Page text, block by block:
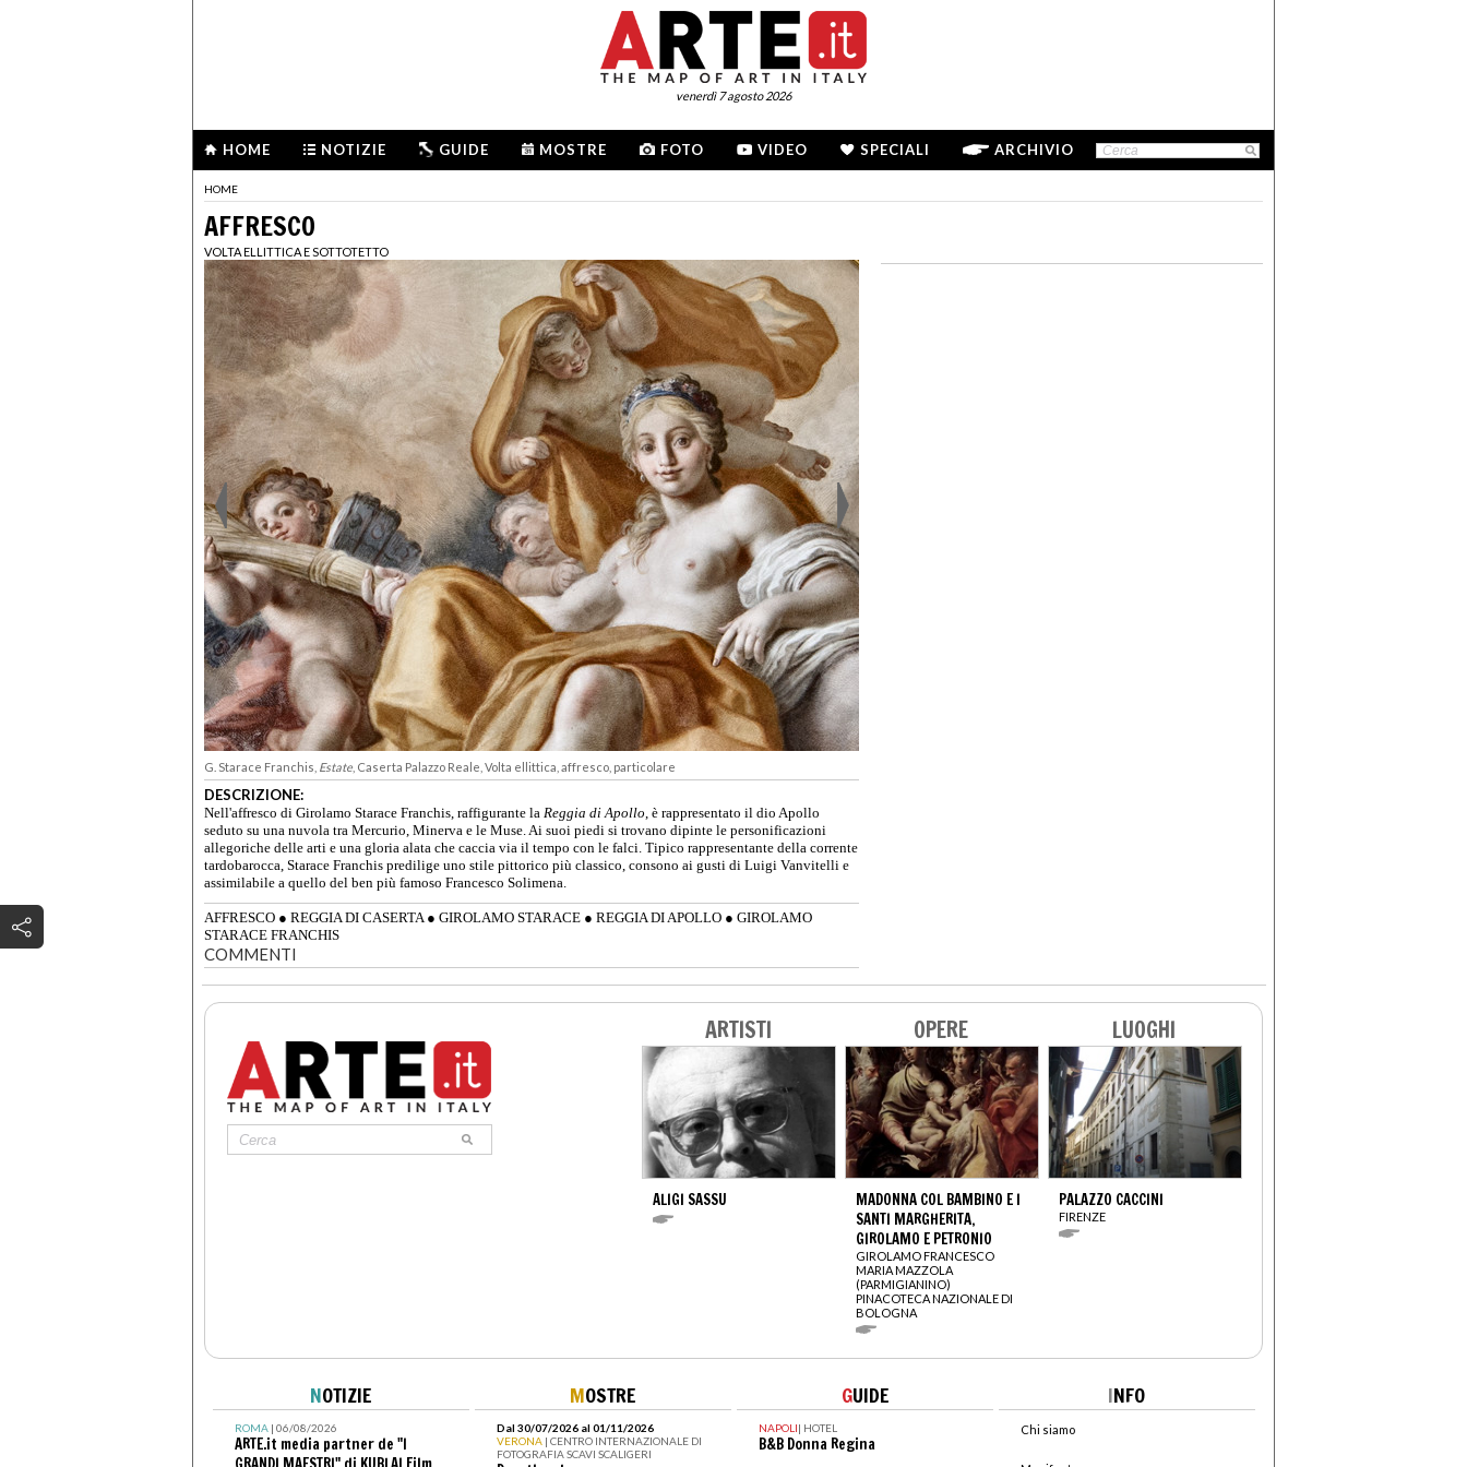
venerdì 7 agosto 2026
HOME NOTIZIE GUIDE MOSTRE FOTO VIDEO SPECIALI ARCHIVIO
HOME
AFFRESCO
VOLTA ELLITTICA E SOTTOTETTO
G. Starace Franchis, Estate , Caserta Palazzo Reale, Volta ellittica, affresco, particolare
DESCRIZIONE:
Nell'affresco di Girolamo Starace Franchis, raffigurante la Reggia di Apollo, è rappresentato il dio Apollo
seduto su una nuvola tra Mercurio, Minerva e le Muse. Ai suoi piedi si trovano dipinte le personificazioni
allegoriche delle arti e una gloria alata che caccia via il tempo con le falci. Tipico rappresentante della corrente
tardobarocca, Starace Franchis predilige uno stile pittorico più classico, consono ai gusti di Luigi Vanvitelli e
assimilabile a quello del ben più famoso Francesco Solimena.
AFFRESCO ● REGGIA DI CASERTA● GIROLAMO STARACE ● REGGIA DI APOLLO ● GIROLAMO
STARACE FRANCHIS
COMMENTI
ARTISTI
ALIGI SASSU
OPERE
MADONNA COL BAMBINO E I
SANTI MARGHERITA,
GIROLAMO E PETRONIO
GIROLAMO FRANCESCO
MARIA MAZZOLA
(PARMIGIANINO)
PINACOTECA NAZIONALE DI
BOLOGNA
LUOGHI
PALAZZO CACCINI
FIRENZE
NOTIZIE
ROMA| 06/08/2026
ARTE.it media partner de "I
MOSTRE
Dal 30/07/2026 al 01/11/2026
VERONA | CENTRO INTERNAZIONALE DI
FOTOGRAFIA SCAVI SCALIGERI
GUIDE
NAPOLI| HOTEL
B&B Donna Regina
INFO
Chi siamo